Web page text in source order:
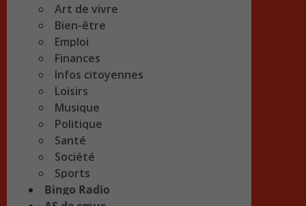
Art de vivre
Bien-être
Emploi
Finances
Infos citoyennes
Loisirs
Musique
Politique
Santé
Société
Sports
Bingo Radio